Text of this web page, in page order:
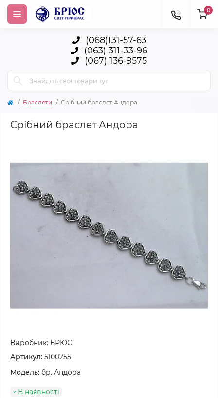
(068)131-57-63
(063) 311-33-96
(067) 136-9575
0
Браслети Срібний браслет Андора
Срібний браслет Андора
Виробник: БРЮС
Артикул: 5100255
Модель: бр. Андора
В наявності